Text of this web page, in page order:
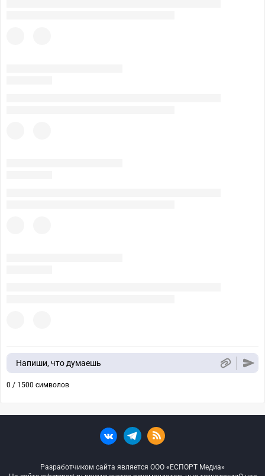
Напиши, что думаешь
0 / 1500 символов
Разработчиком сайта является ООО «ЕСПОРТ Медиа»